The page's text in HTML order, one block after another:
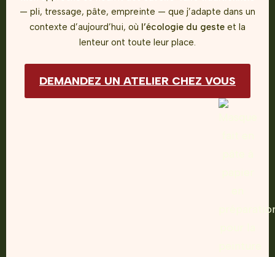
— pli, tressage, pâte, empreinte — que j’adapte dans un
contexte d’aujourd’hui, où l’écologie du geste et la
lenteur ont toute leur place.
DEMANDEZ UN ATELIER CHEZ VOUS